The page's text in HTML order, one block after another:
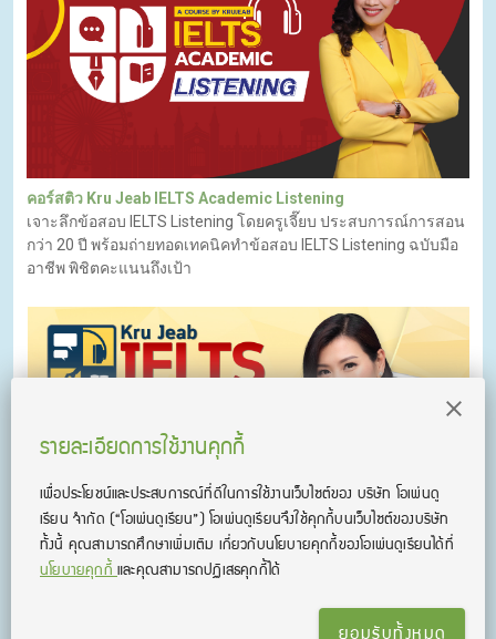
คอร์สติว Kru Jeab IELTS Academic Listening
เจาะลึกข้อสอบ IELTS Listening โดยครูเจี๊ยบ ประสบการณ์การสอน
กว่า 20 ปี พร้อมถ่ายทอดเทคนิคทำข้อสอบ IELTS Listening ฉบับมือ
อาชีพ พิชิตคะแนนถึงเป้า
คอร์สติว Kru Jeab IELTS Academic 4 Skills
รายละเอียดการใช้งานคุกกี้
เพื่อประโยชน์และประสบการณ์ที่ดีในการใช้งานเว็บไซต์ของ บริษัท โอเพ่นดู
เรียน จํากัด (“โอเพ่นดูเรียน”)โอเพ่นดูเรียนจึงใช้คุกกี้บนเว็บไซต์ของบริษัท
ทั้งนี้ คุณสามารถศึกษาเพิ่มเติม เกี่ยวกับนโยบายคุกกี้ของโอเพ่นดูเรียนได้ที่
นโยบายคุกกี้และคุณสามารถปฏิเสธคุกกี้ได้
ยอมรับทั้งหมด